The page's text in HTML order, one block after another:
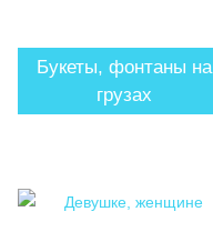
Букеты, фонтаны на
грузах